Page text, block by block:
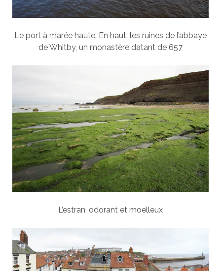
Le port à marée haute. En haut, les ruines de l’abbaye
de Whitby, un monastère datant de 657
L’estran, odorant et moelleux